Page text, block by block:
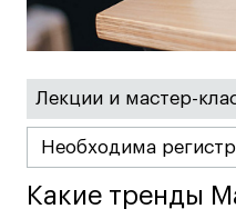
Преподаватели
Для прессы
Ресурсы
Партнеры
Связи с индустрией
Лекции и мастер-
Необходима
Какие тренды
Какие тренды